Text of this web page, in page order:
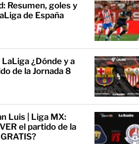
Resumen, goles y
de España
¿Dónde y a
de la Jornada 8
Luis | Liga MX:
el partido de la